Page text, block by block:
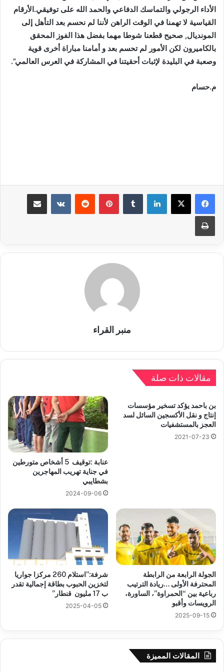
الأداء الرجولي والتماسك الدفاعي والحمد الله على توفيقي.الأرقام
القياسية لا تهمنا في الوقت الراهن لأننا لم نحسم بعد التأهل إلى
المونديال, صحيح قطعنا شوطا مهما بفضل هذا الفوز المحقق
بالكاميرون لكن الأمور لم تحسم بعد و أمامنا مباراة أخرى قوية
وصعبة في البليدة لإثبات أحقيتنا في المشاركة في العرس العالمي”.
م.حسام
لينكدإن بينتيريست
طباعة
منبر القراء
مقالات ذات صلة
بن باحمد يؤكد تسخير مؤسسات
إنتاج و نقل الأكسجين السائل لسد
العجز بالمستشفيات
2021-07-23
عنابة :توقيف 5 أشخاص متورطين
في جناية تهريب المهاجرين
بشطايبي
2024-09-06
الجولة الرابعة من الرابطة
المحترفة الأولى …ريادة الترتيب
رباعية بين “الحمراوة”، الساورة،
الرويسات وأقبو
2025-09-15
شرفة:”استلام 260 مركزا جواريا
لتخزين الحبوب بطاقة إجمالية تقدر
ب 17 مليون قنطار”
2025-04-05
المقالات المميزة